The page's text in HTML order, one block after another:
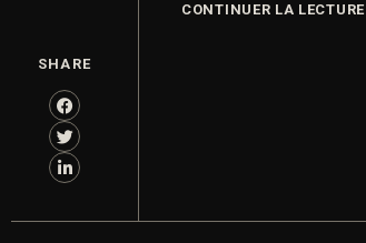
SHARE
CONTINUER LA LECTURE